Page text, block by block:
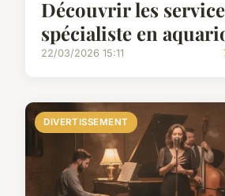
Découvrir les
spécialiste en
22/03/2026 15:11
DIVERTISSEMENT